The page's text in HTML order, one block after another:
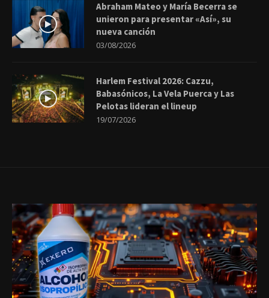
Abraham Mateo y María Becerra se
unieron para presentar «Así», su
nueva canción
03/08/2026
Harlem Festival 2026: Cazzu,
Babasónicos, La Vela Puerca y Las
Pelotas lideran el lineup
19/07/2026